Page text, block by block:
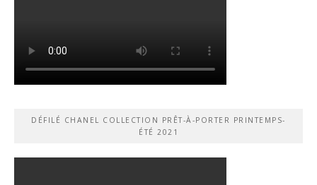
DÉFILÉ CHANEL COLLECTION PRÊT-À-PORTER PRINTEMPS-
ÉTÉ 2021